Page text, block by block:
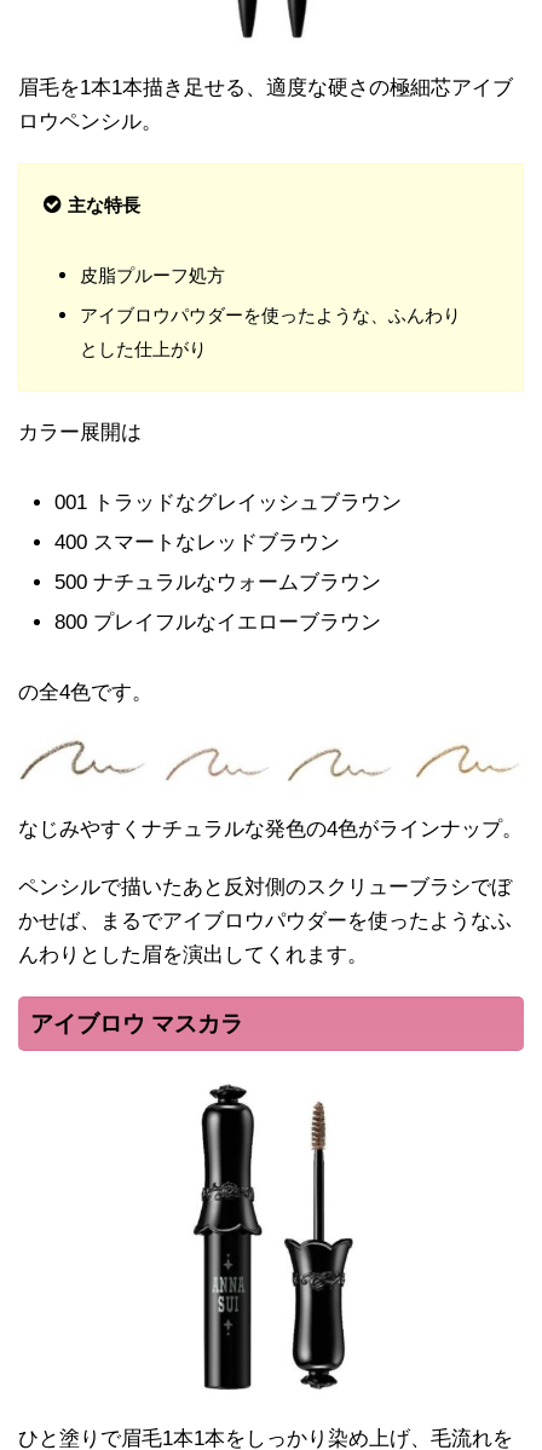
眉毛を1本1本描き足せる、適度な硬さの極細芯アイブ
ロウペンシル。
主な特長
皮脂プルーフ処方
アイブロウパウダーを使ったような、ふんわり
とした仕上がり
カラー展開は
001 トラッドなグレイッシュブラウン
400 スマートなレッドブラウン
500 ナチュラルなウォームブラウン
800 プレイフルなイエローブラウン
の全4色です。
なじみやすくナチュラルな発色の4色がラインナップ。
ペンシルで描いたあと反対側のスクリューブラシでぼ
かせば、まるでアイブロウパウダーを使ったようなふ
んわりとした眉を演出してくれます。
アイブロウ マスカラ
ひと塗りで眉毛1本1本をしっかり染め上げ、毛流れを